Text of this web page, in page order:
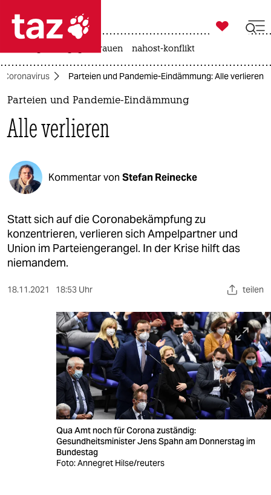
 taz zahl ich
taz zahl ich
politik
öko
gesellschaft
kultur
sport
wahrheit
veranstaltungen
fragen & hilfe

taz zahl ich
gewalt gegen frauen nahost-konflikt
Coronavirus Parteien und Pandemie-Eindämmung: Alle verlieren
Parteien und Pandemie-Eindämmung
Alle verlieren
Kommentar von Stefan Reinecke
Statt sich auf die Coronabekämpfung zu
konzentrieren, verlieren sich Ampelpartner und
Union im Parteiengerangel. In der Krise hilft das
niemandem.
18.11.2021 18:53 Uhr teilen
Qua Amt noch für Corona zuständig:
Gesundheitsminister Jens Spahn am Donnerstag im
Bundestag
Foto: Annegret Hilse/reuters